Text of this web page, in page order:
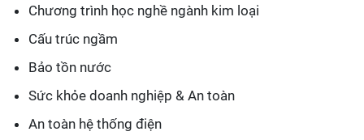
Chương trình học nghề ngành kim loại
Cấu trúc ngầm
Bảo tồn nước
Sức khỏe doanh nghiệp & An toàn
An toàn hệ thống điện